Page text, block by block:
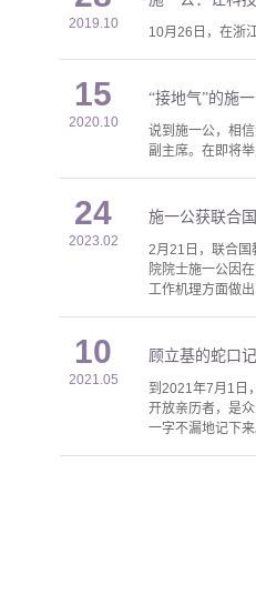
2019.10
10月26日，在浙
15
2020.10
“接地气”的施
说到施一公，相
副主席。在即将
24
2023.02
施一公获联合
2月21日，联合国
院院士施一公因
工作机理方面做
10
2021.05
顾立基的蛇口
到2021年7月1日
开放亲历者，是
一字不漏地记下